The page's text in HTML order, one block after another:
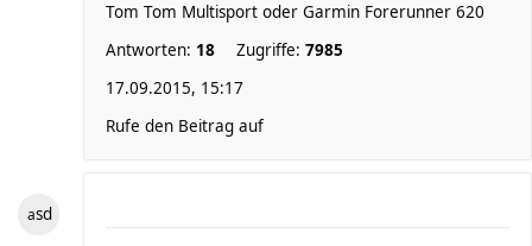
Tom Tom Multisport oder Garmin Forerunner 620
Antworten: 18 Zugriffe: 7985
17.09.2015, 15:17
Rufe den Beitrag auf
asd